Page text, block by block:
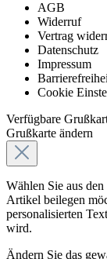
AGB
Widerruf
Vertrag
Datenschutz
Impressum
Cookie
Verfügbare
Grußkarte ändern
Wählen Sie aus
Artikel beilegen
personalisierten
wird.
Ändern Sie das